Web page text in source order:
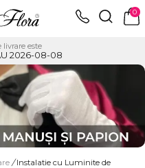
0
livrare este
2026-08-08
/ Instalatie cu Luminite de